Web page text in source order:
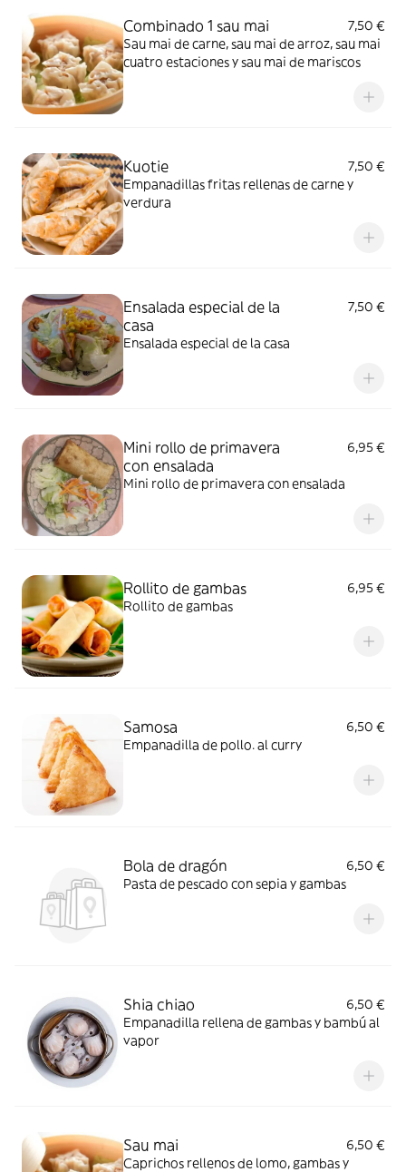
Combinado 1 sau mai
7,50 €
Sau mai de carne, sau mai de arroz, sau mai
cuatro estaciones y sau mai de mariscos
Kuotie
7,50 €
Empanadillas fritas rellenas de carne y
verdura
Ensalada especial de la
casa
7,50 €
Ensalada especial de la casa
Mini rollo de primavera
con ensalada
6,95 €
Mini rollo de primavera con ensalada
Rollito de gambas
6,95 €
Rollito de gambas
Samosa
6,50 €
Empanadilla de pollo. al curry
Bola de dragón
6,50 €
Pasta de pescado con sepia y gambas
Shia chiao
6,50 €
Empanadilla rellena de gambas y bambú al
vapor
Sau mai
6,50 €
Caprichos rellenos de lomo, gambas y